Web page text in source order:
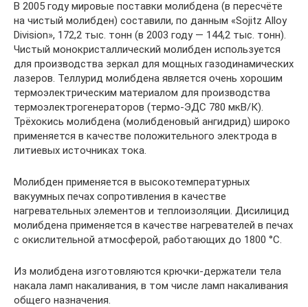
В 2005 году мировые поставки молибдена (в пересчёте
на чистый молибден) составили, по данным «Sojitz Alloy
Division», 172,2 тыс. тонн (в 2003 году — 144,2 тыс. тонн).
Чистый монокристаллический молибден используется
для производства зеркал для мощных газодинамических
лазеров. Теллурид молибдена является очень хорошим
термоэлектрическим материалом для производства
термоэлектрогенераторов (термо-ЭДС 780 мкВ/К).
Трёхокись молибдена (молибденовый ангидрид) широко
применяется в качестве положительного электрода в
литиевых источниках тока.
Молибден применяется в высокотемпературных
вакуумных печах сопротивления в качестве
нагревательных элементов и теплоизоляции. Дисилицид
молибдена применяется в качестве нагревателей в печах
с окислительной атмосферой, работающих до 1800 °C.
Из молибдена изготовляются крючки-держатели тела
накала ламп накаливания, в том числе ламп накаливания
общего назначения.